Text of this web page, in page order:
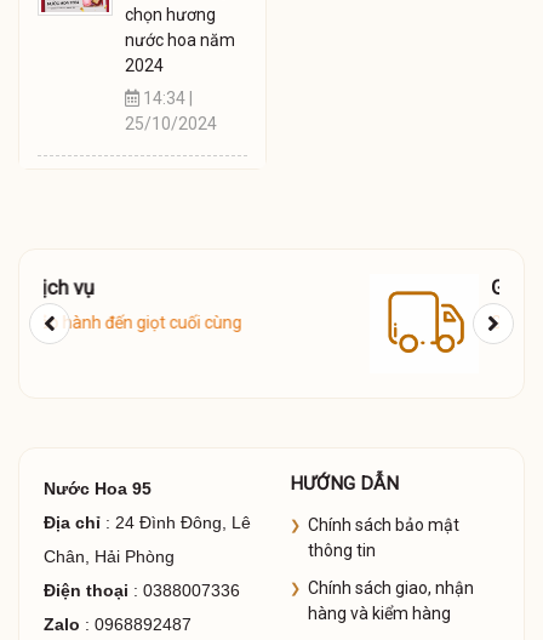
chọn hương
nước hoa năm
2024
14:34 |
25/10/2024
Giao hàng COD toàn quốc
Nước Hoa 95
Địa chỉ : 24 Đình Đông, Lê
Chân, Hải Phòng
Điện thoại : 0388007336
Zalo : 0968892487
HƯỚNG DẪN
Chính sách bảo mật
thông tin
Chính sách giao, nhận
hàng và kiểm hàng